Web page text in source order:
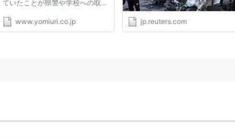
ていたことが県警や学校への取材
でわかった。 けが人はいなかっ
たが、生徒は「自宅から持ってき
www.yomiuri.co.jp jp.reuters.com